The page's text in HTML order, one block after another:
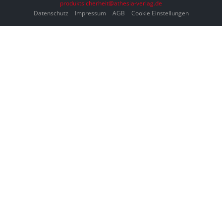
produktsicherheit@athesia-verlag.de
Datenschutz
Impressum AGB Cookie Einstellungen